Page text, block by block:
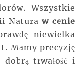
Wszystkie
Natura w cenie
niewielka
Mamy precyzję
trwałość i